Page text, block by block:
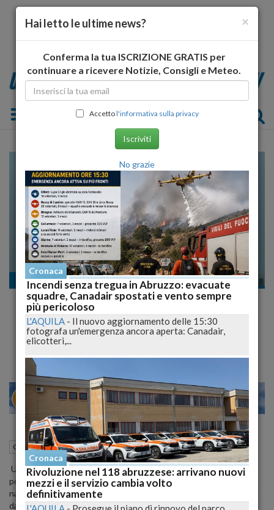
Toggle navigation
Cronaca
Colto da malore marittimo soccorso
dall'elicottero della Guardia Costiera di
Pescara
MILANO 22 27
Cronaca Pescara (PE) 29 Novembre 2020 09:22
Un membro dell'equipaggio di una nave cargo battente bandiera
portoghese accusa un malore mentre l'imbarcazione è in
navigazione a 36 miglia al largo di Ancona e viene soccorso in mare
dal 118 di Pescara con un elicottero della Guardia Costiera
×
Hai letto le ultime news?
Conferma la tua ISCRIZIONE GRATIS per
continuare a ricevere Notizie, Consigli e Meteo.
Accettol'informativa sulla privacy
Iscriviti
No grazie
Cronaca
Incendi senza tregua in Abruzzo: evacuate
squadre, Canadair spostati e vento sempre
più pericoloso
L'AQUILA - Il nuovo aggiornamento delle 15:30
fotografa un'emergenza ancora aperta: Canadair,
elicotteri,...
Cronaca
Rivoluzione nel 118 abruzzese: arrivano nuovi
mezzi e il servizio cambia volto
definitivamente